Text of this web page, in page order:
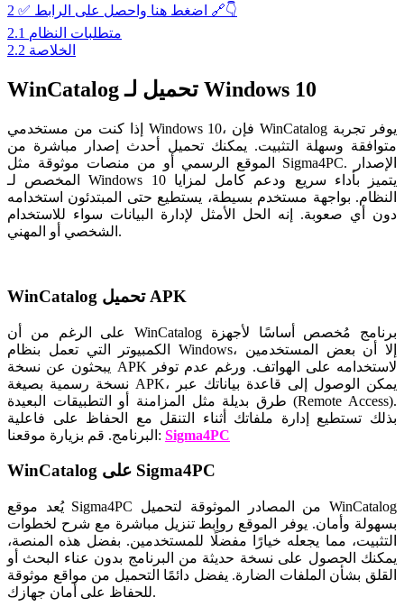
2
✅ اضغط هنا واحصل على الرابط 🔗👇
2.1 متطلبات النظام
2.2 الخلاصة
WinCatalog تحميل لـ Windows 10
إذا كنت من مستخدمي Windows 10، فإن WinCatalog يوفر تجربة
متوافقة وسهلة التثبيت. يمكنك تحميل أحدث إصدار مباشرة من
الموقع الرسمي أو من منصات موثوقة مثل Sigma4PC. الإصدار
المخصص لـ Windows 10 يتميز بأداء سريع ودعم كامل لمزايا
النظام. بواجهة مستخدم بسيطة، يستطيع حتى المبتدئون استخدامه
دون أي صعوبة. إنه الحل الأمثل لإدارة البيانات سواء للاستخدام
الشخصي أو المهني.
WinCatalog تحميل APK
على الرغم من أن WinCatalog برنامج مُخصص أساسًا لأجهزة
الكمبيوتر التي تعمل بنظام Windows، إلا أن بعض المستخدمين
يبحثون عن نسخة APK لاستخدامه على الهواتف. ورغم عدم توفر
نسخة رسمية بصيغة APK، يمكن الوصول إلى قاعدة بياناتك عبر
طرق بديلة مثل المزامنة أو التطبيقات البعيدة (Remote Access).
بذلك تستطيع إدارة ملفاتك أثناء التنقل مع الحفاظ على فاعلية
البرنامج. قم بزيارة موقعنا: Sigma4PC
WinCatalog على Sigma4PC
يُعد موقع Sigma4PC من المصادر الموثوقة لتحميل WinCatalog
بسهولة وأمان. يوفر الموقع روابط تنزيل مباشرة مع شرح لخطوات
التثبيت، مما يجعله خيارًا مفضلًا للمستخدمين. بفضل هذه المنصة،
يمكنك الحصول على نسخة حديثة من البرنامج بدون عناء البحث أو
القلق بشأن الملفات الضارة. يفضل دائمًا التحميل من مواقع موثوقة
للحفاظ على أمان جهازك.